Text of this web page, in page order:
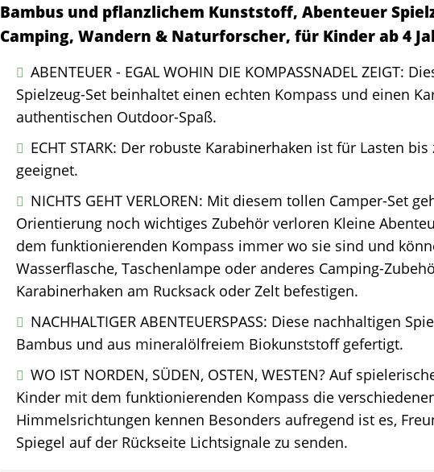
Bambus und pflanzlichem Kunststoff, Abenteuer
Camping, Wandern & Naturforscher, für Kinder ab 4
ABENTEUER - EGAL WOHIN DIE KOMPASSNADEL ZEIGT:
Spielzeug-Set beinhaltet einen echten Kompass und einen
authentischen Outdoor-Spaß.
ECHT STARK: Der robuste Karabinerhaken ist für Lasten
geeignet.
NICHTS GEHT VERLOREN: Mit diesem tollen Camper-Set
Orientierung noch wichtiges Zubehör verloren Kleine
dem funktionierenden Kompass immer wo sie sind und
Wasserflasche, Taschenlampe oder anderes Camping-
Karabinerhaken am Rucksack oder Zelt befestigen.
NACHHALTIGER ABENTEUERSPASS: Diese nachhaltigen
Bambus und aus mineralölfreiem Biokunststoff gefertigt.
WO IST NORDEN, SÜDEN, OSTEN, WESTEN? Auf
Kinder mit dem funktionierenden Kompass die
Himmelsrichtungen kennen Besonders aufregend ist es,
Spiegel auf der Rückseite Lichtsignale zu senden.